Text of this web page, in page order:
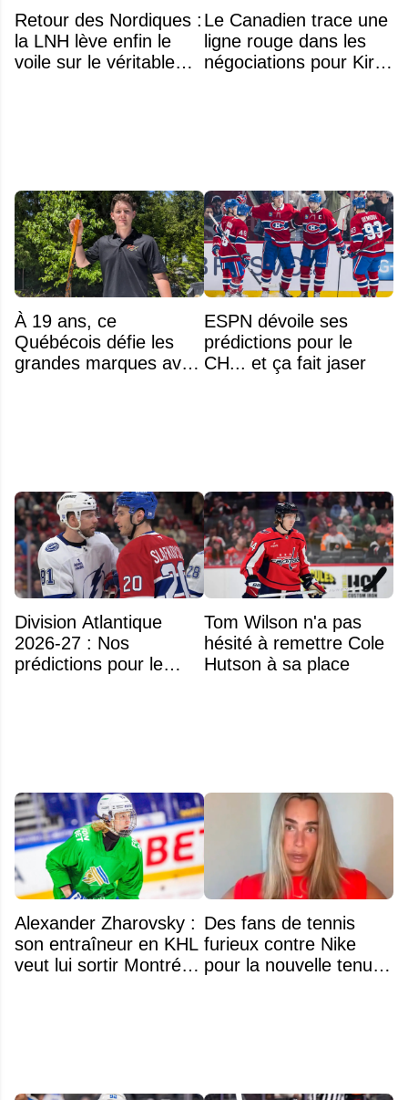
Retour des Nordiques :
la LNH lève enfin le
voile sur le véritable
Le Canadien trace une
ligne rouge dans les
négociations pour Kirill
À 19 ans, ce
Québécois défie les
grandes marques avec
ESPN dévoile ses
prédictions pour le
CH... et ça fait jaser
Division Atlantique
2026-27 : Nos
prédictions pour le
Tom Wilson n'a pas
hésité à remettre Cole
Hutson à sa place
Alexander Zharovsky :
son entraîneur en KHL
veut lui sortir Montréal
Des fans de tennis
furieux contre Nike
pour la nouvelle tenue